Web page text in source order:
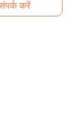
करें